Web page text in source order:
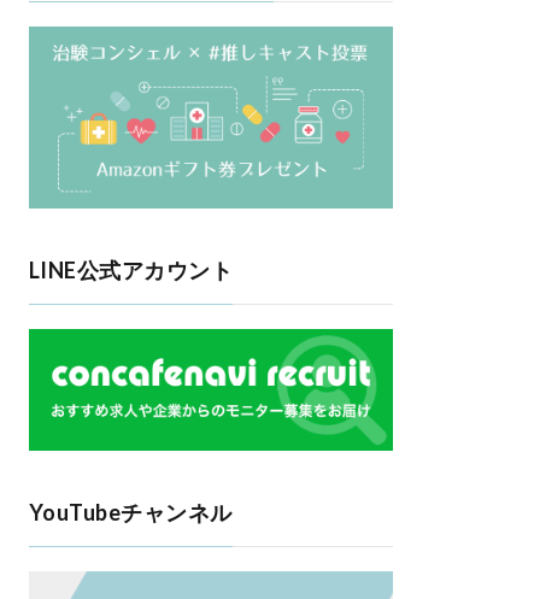
LINE公式アカウント
YouTubeチャンネル